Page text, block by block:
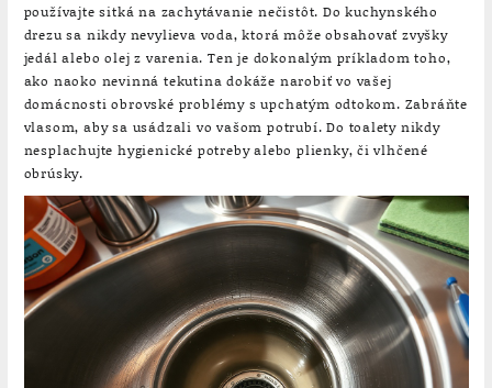
používajte sitká na zachytávanie nečistôt. Do kuchynského
drezu sa nikdy nevylieva voda, ktorá môže obsahovať zvyšky
jedál alebo olej z varenia. Ten je dokonalým príkladom toho,
ako naoko nevinná tekutina dokáže narobiť vo vašej
domácnosti obrovské problémy s upchatým odtokom. Zabráňte
vlasom, aby sa usádzali vo vašom potrubí. Do toalety nikdy
nesplachujte hygienické potreby alebo plienky, či vlhčené
obrúsky.